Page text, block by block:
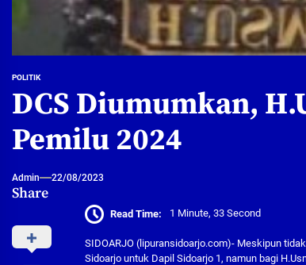
POLITIK
DCS Diumumkan,
Pemilu 2024
Admin 22/08/2023
Share
Read Time: 1 Minute, 33 Second
SIDOARJO (lipuransidoarjo.com)- Meskipun
Sidoarjo untuk Dapil Sidoarjo 1, namun bagi